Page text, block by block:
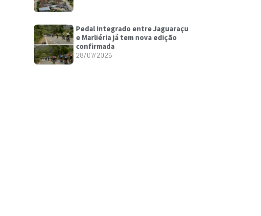
Pedal Integrado entre Jaguaraçu
e Marliéria já tem nova edição
confirmada
28/07/2026